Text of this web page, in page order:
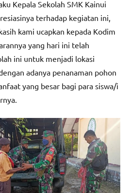
Kepala Sekolah SMK Kainui
terhadap kegiatan ini,
kami ucapkan kepada Kodim
yang hari ini telah
ini untuk menjadi lokasi
adanya penanaman pohon
yang besar bagi para siswa/i